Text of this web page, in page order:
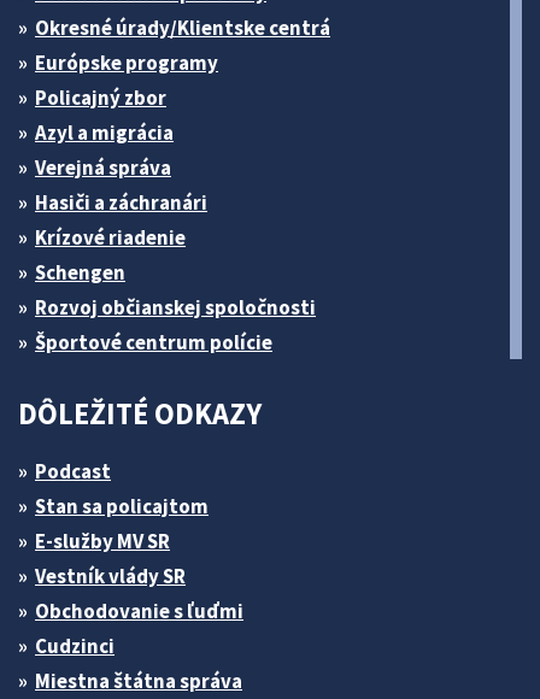
Okresné úrady/Klientske centrá
Európske programy
Policajný zbor
Azyl a migrácia
Verejná správa
Hasiči a záchranári
Krízové riadenie
Schengen
Rozvoj občianskej spoločnosti
Športové centrum polície
DÔLEŽITÉ ODKAZY
Podcast
Stan sa policajtom
E-služby MV SR
Vestník vlády SR
Obchodovanie s ľuďmi
Cudzinci
Miestna štátna správa